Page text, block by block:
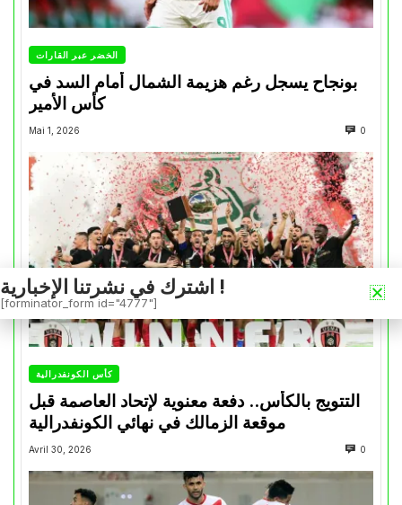
الخضر عبر القارات
بونجاح يسجل رغم هزيمة الشمال أمام السد في
كأس الأمير
Mai 1, 2026 0
كأس الكونفدرالية
التتويج بالكأس.. دفعة معنوية لإتحاد العاصمة قبل
موقعة الزمالك في نهائي الكونفدرالية
Avril 30, 2026 0
اشترك في نشرتنا الإخبارية !
[forminator_form id="4777"]